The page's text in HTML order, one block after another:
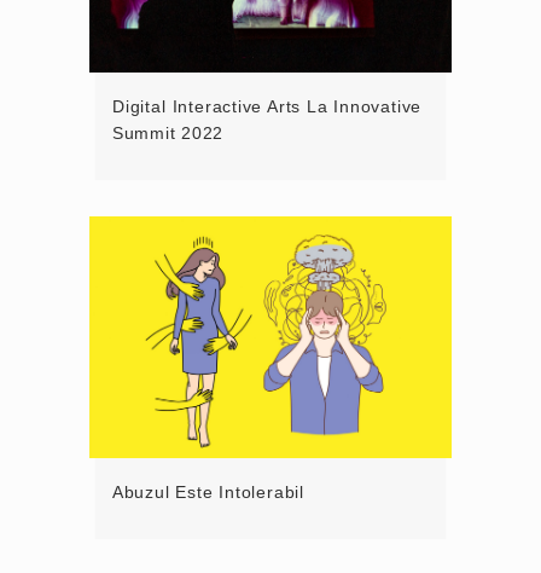
Digital Interactive Arts La Innovative
Summit 2022
Abuzul Este Intolerabil